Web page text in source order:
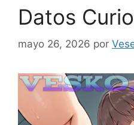
Datos
mayo 26, 2026 por